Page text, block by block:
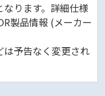
ります。詳細仕様
製品情報 (メーカー
予告なく変更され